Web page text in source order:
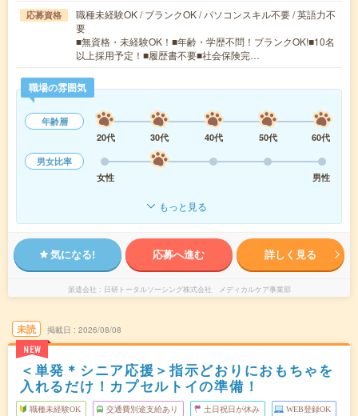
応募資格
職種未経験OK / ブランクOK / パソコンスキル不要 / 英語力不
要
■無資格・未経験OK！■年齢・学歴不問！ブランクOK!■10名
以上採用予定！■履歴書不要■社会保険完…
職場の雰囲気
年齢層
20代
30代 40代 50代
60代
男女比率
女性
男性
もっと見る
気になる! 応募へ進む 詳しく見る
派遣会社 日研トータルソーシング株式会社 メディカルケア事業部
未読
NEW
掲載日 2026/08/08
＜単発＊シニア応援＞指示どおりにおもちゃを
入れるだけ！カプセルトイの準備！
職種未経験OK 交通費別途支給あり 土日祝日が休み WEB登録OK